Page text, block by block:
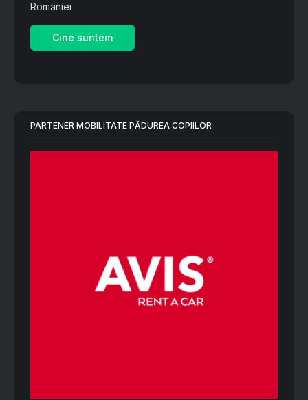
României
Cine suntem
PARTENER MOBILITATE PĂDUREA COPIILOR